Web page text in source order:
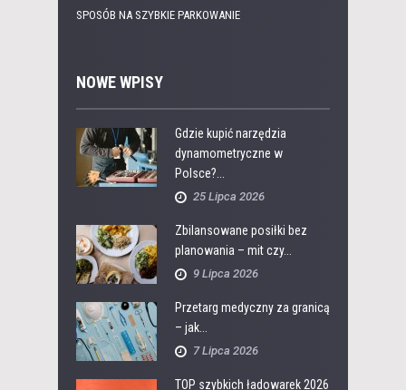
SPOSÓB NA SZYBKIE PARKOWANIE
NOWE WPISY
Gdzie kupić narzędzia
dynamometryczne w
Polsce?...
25 Lipca 2026
Zbilansowane posiłki bez
planowania – mit czy...
9 Lipca 2026
Przetarg medyczny za granicą
– jak...
7 Lipca 2026
TOP szybkich ładowarek 2026